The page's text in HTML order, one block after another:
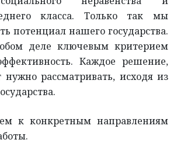
класса. Только так мы
потенциал нашего государства.
деле ключевым критерием
Каждое решение,
рассматривать, исходя из
к конкретным направлениям